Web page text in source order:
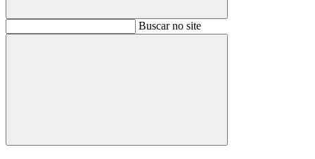
BuscarBuscar no site
Buscar